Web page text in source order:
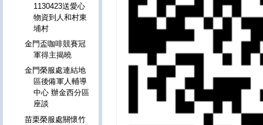
1130423送愛心
物資到人和村東
埔村
金門盃咖啡競賽冠
軍得主揭曉
金門榮服處連結地
區後備軍人輔導
中心 辦金西分區
座談
苗栗榮服處關懷竹